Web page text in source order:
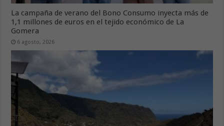
La campaña de verano del Bono Consumo inyecta más de
1,1 millones de euros en el tejido económico de La
Gomera
6 agosto, 2026